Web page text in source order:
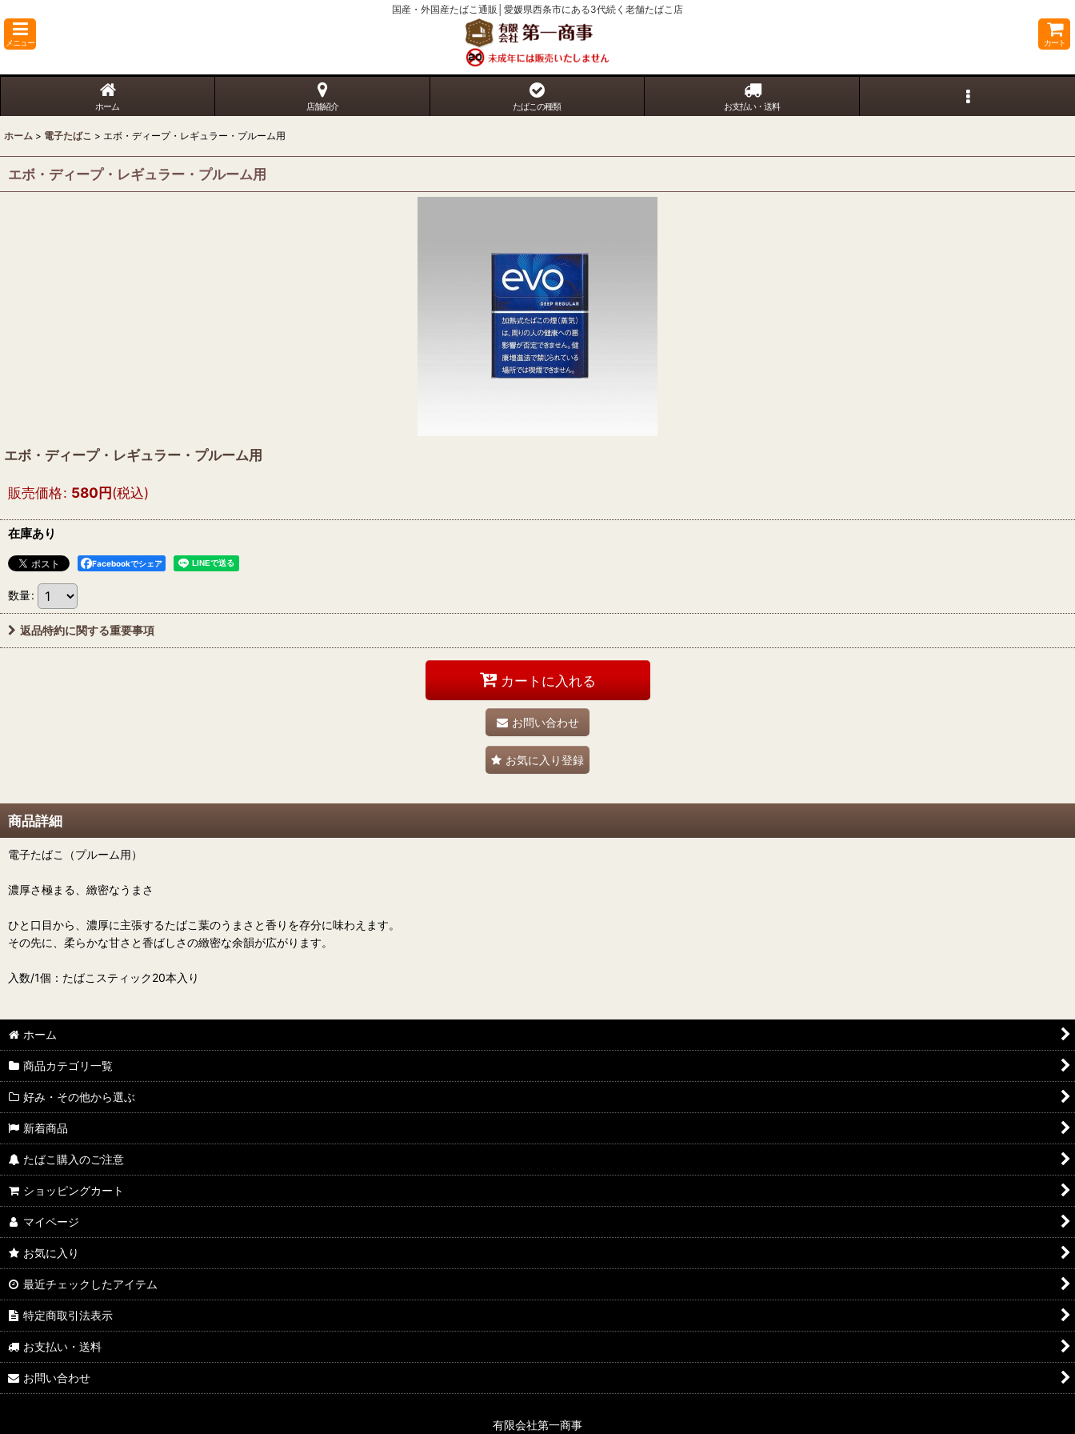
国産・外国産たばこ通販│愛媛県西条市にある3代続く老舗たばこ店
メニュー カート
ホーム 店舗紹介 たばこの種類 お支払い・送料
ホーム > 電子たばこ > エボ・ディープ・レギュラー・プルーム用
エボ・ディープ・レギュラー・プルーム用
エボ・ディープ・レギュラー・プルーム用
販売価格: 580円(税込)
在庫あり
Facebookでシェア
数量:
返品特約に関する重要事項
カートに入れる
お問い合わせ
お気に入り登録
商品詳細
電子たばこ（プルーム用）
濃厚さ極まる、緻密なうまさ
ひと口目から、濃厚に主張するたばこ葉のうまさと香りを存分に味わえます。
その先に、柔らかな甘さと香ばしさの緻密な余韻が広がります。
入数/1個：たばこスティック20本入り
ホーム
商品カテゴリ一覧
好み・その他から選ぶ
新着商品
たばこ購入のご注意
ショッピングカート
マイページ
お気に入り
最近チェックしたアイテム
特定商取引法表示
お支払い・送料
お問い合わせ
有限会社第一商事